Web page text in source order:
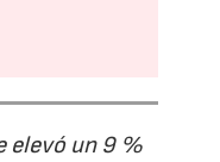
elevó un 9 %